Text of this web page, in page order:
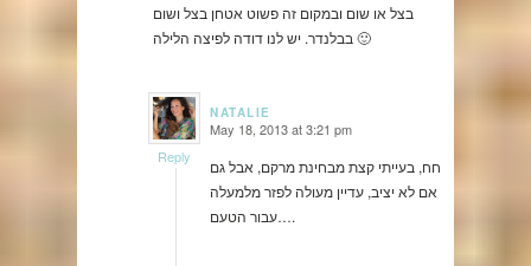
בצל או שום ובמקום זה פשוט אטחן בצל ושום
בבלנדר. יש לנו דודה לפיצה הלילה 🙂
NATALIE
says: May 18, 2013 at 3:21 pm
חח, בעייתי קצת מבחינת מרקם, אבל גם
אם לא יציב, עדיין מעולה לפזר מלמעלה
עבור הטעם….
Reply